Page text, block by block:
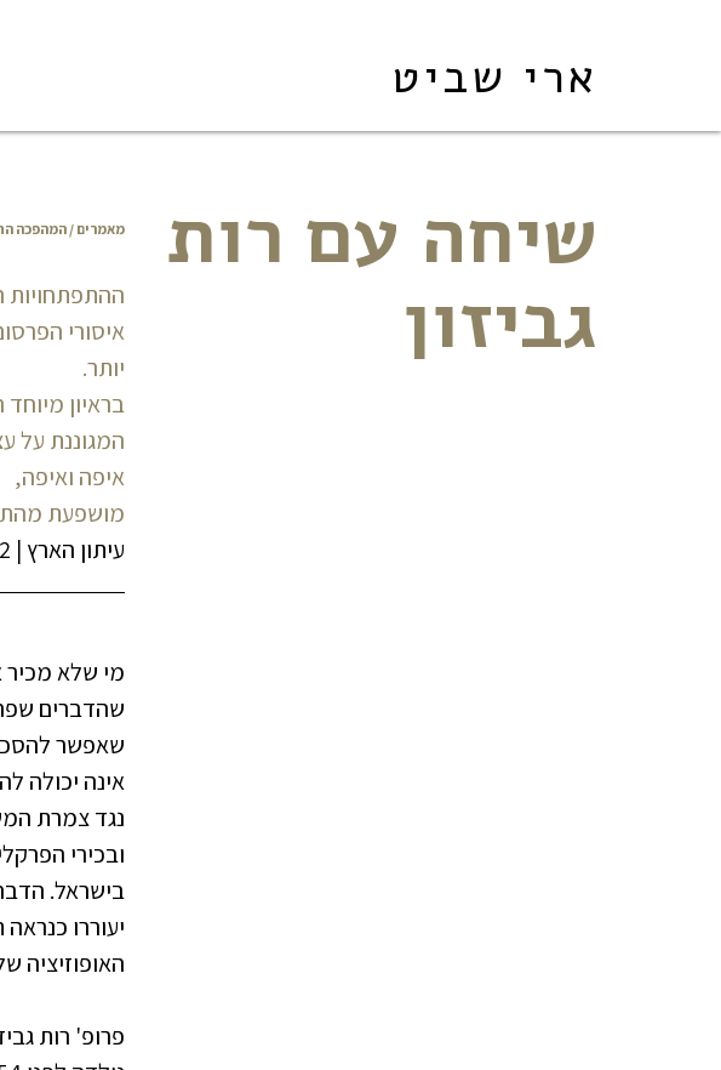
ארי שביט
שיחה עם רות
גביזון
מאמרים /המהפכה
ההתפתחויות
איסורי
יותר.
בראיון
המגוננת על
איפה ואיפה,
מושפעת
עיתון הארץ |
12
מי שלא מכיר
שהדברים
שאפשר
אינה יכולה
נגד צמרת
ובכירי
בישראל.
יעוררו
האופוזיציה
פרופ' רות